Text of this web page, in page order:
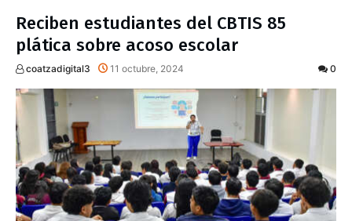
Reciben estudiantes del CBTIS 85
plática sobre acoso escolar
coatzadigital3 11 octubre, 2024 0